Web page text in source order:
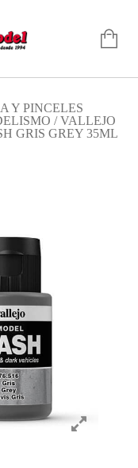
Y PINCELES
/VALLEJO
GRIS GREY 35ML